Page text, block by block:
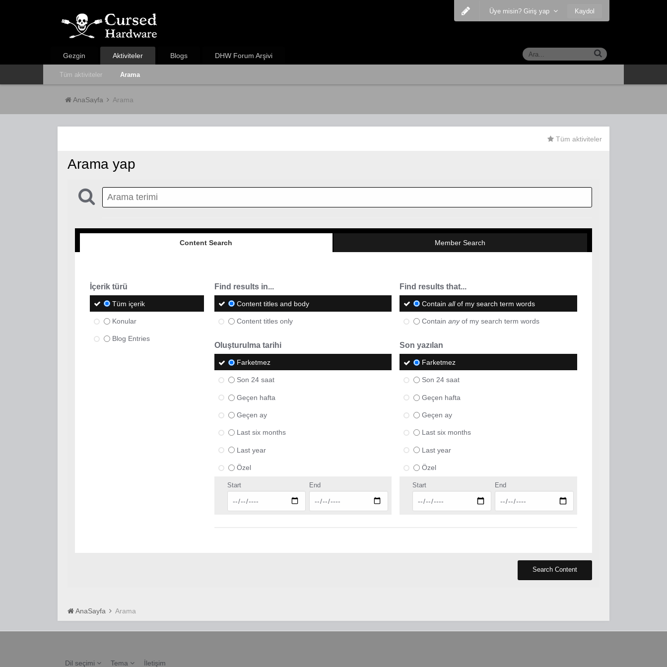
Üye misin? Giriş yap Kaydol
Gezgin Aktiviteler
Tüm aktiviteler Arama
Blogs DHW Forum Arşivi
AnaSayfa Arama
Tüm aktiviteler
Arama yap
Content Search Member Search
İçerik türü
Tüm içerik
Konular
Blog Entries
Find results in...
Content titles and body
Content titles only
Find results that...
Contain allof my search term words
Contain anyof my search term words
Oluşturulma tarihi
Farketmez
Son 24 saat
Geçen hafta
Geçen ay
Last six months
Last year
Özel
Start End
Son yazılan
Farketmez
Son 24 saat
Geçen hafta
Geçen ay
Last six months
Last year
Özel
Start End
Search Content
AnaSayfa Arama
Dil seçimi Tema İletişim